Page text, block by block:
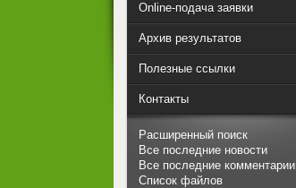
Online-подача заявки
Архив результатов
Полезные ссылки
Контакты
Расширенный поиск
Все последние новости
Все последние комментарии
Список файлов